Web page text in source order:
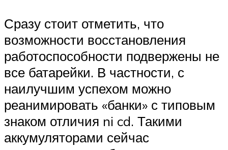
Сразу стоит отметить, что
возможности восстановления
работоспособности подвержены не
все батарейки. В частности, с
наилучшим успехом можно
реанимировать «банки» с типовым
знаком отличия ni cd. Такими
аккумуляторами сейчас